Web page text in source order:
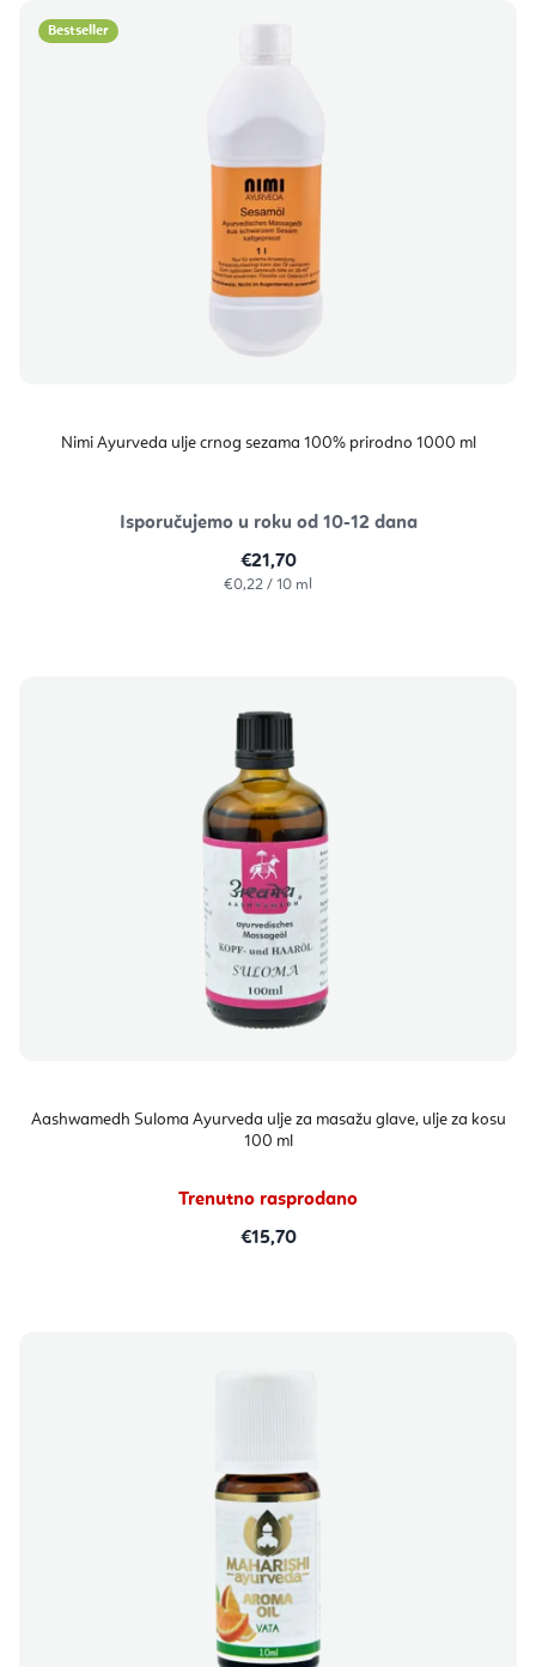
Bestseller
Nimi Ayurveda ulje crnog sezama 100% prirodno 1000 ml
Isporučujemo u roku od 10-12 dana
€21,70
Izračunaj
€0,22 / 10 ml
Aashwamedh Suloma Ayurveda ulje za masažu glave, ulje za kosu
100 ml
Trenutno rasprodano
€15,70